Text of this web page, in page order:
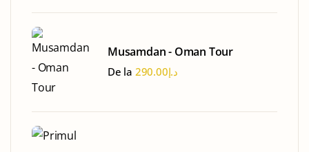
Musamdan - Oman Tour
De la د.إ290.00